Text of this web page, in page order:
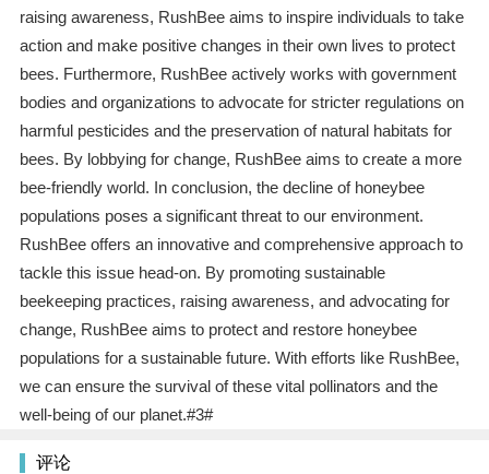
raising awareness, RushBee aims to inspire individuals to take
action and make positive changes in their own lives to protect
bees. Furthermore, RushBee actively works with government
bodies and organizations to advocate for stricter regulations on
harmful pesticides and the preservation of natural habitats for
bees. By lobbying for change, RushBee aims to create a more
bee-friendly world. In conclusion, the decline of honeybee
populations poses a significant threat to our environment.
RushBee offers an innovative and comprehensive approach to
tackle this issue head-on. By promoting sustainable
beekeeping practices, raising awareness, and advocating for
change, RushBee aims to protect and restore honeybee
populations for a sustainable future. With efforts like RushBee,
we can ensure the survival of these vital pollinators and the
well-being of our planet.#3#
评论